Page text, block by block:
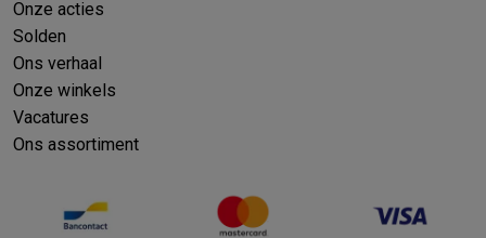
Onze acties
Solden
Ons verhaal
Onze winkels
Vacatures
Ons assortiment